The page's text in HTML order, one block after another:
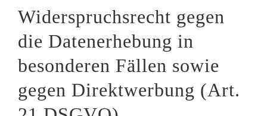
Widerspruchsrecht gegen
die Datenerhebung in
besonderen Fällen sowie
gegen Direktwerbung (Art.